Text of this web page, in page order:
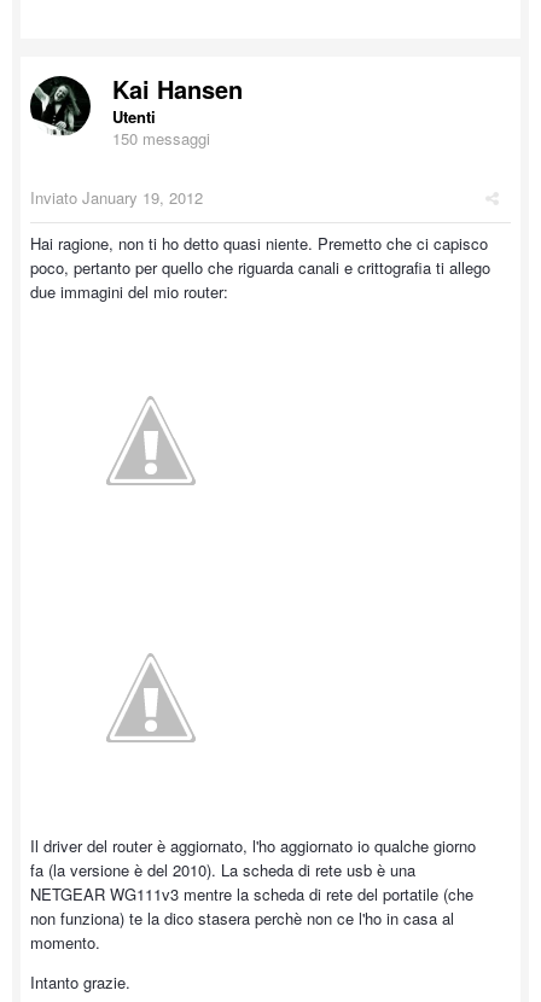
Kai Hansen
Utenti
150 messaggi
Inviato January 19, 2012
Hai ragione, non ti ho detto quasi niente. Premetto che ci capisco
poco, pertanto per quello che riguarda canali e crittografia ti allego
due immagini del mio router:
Il driver del router è aggiornato, l'ho aggiornato io qualche giorno
fa (la versione è del 2010). La scheda di rete usb è una
NETGEAR WG111v3 mentre la scheda di rete del portatile (che
non funziona) te la dico stasera perchè non ce l'ho in casa al
momento.
Intanto grazie.